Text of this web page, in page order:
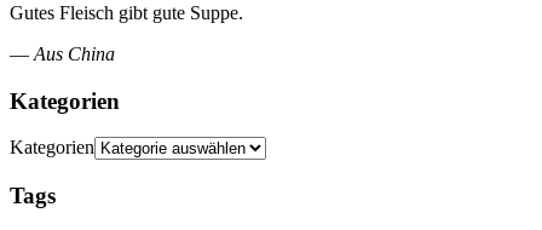
Gutes Fleisch gibt gute Suppe.
— Aus China
Kategorien
Kategorien
Tags